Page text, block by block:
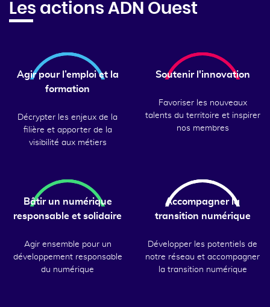
Les actions ADN Ouest
Agir pour l’emploi et la
formation
Décrypter les enjeux de la
filière et apporter de la
visibilité aux métiers
Soutenir l'innovation
Favoriser les nouveaux
talents du territoire et inspirer
nos membres
Bâtir un numérique
responsable et solidaire
Agir ensemble pour un
développement responsable
du numérique
Accompagner la
transition numérique
Développer les potentiels de
notre réseau et accompagner
la transition numérique